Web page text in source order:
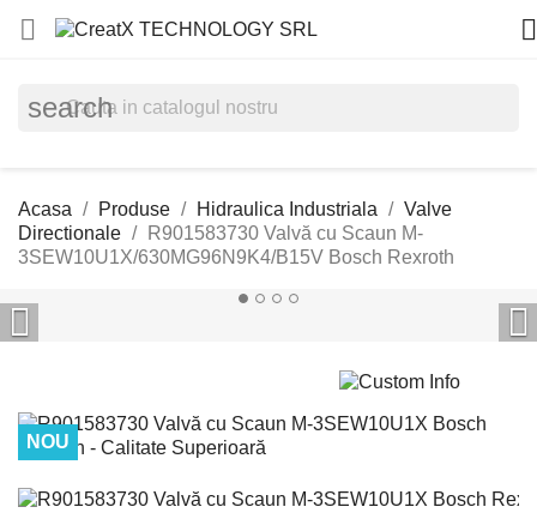
 
search
Acasa Produse Hidraulica Industriala
Valve
Directionale
R901583730 Valvă cu Scaun M-
3SEW10U1X/630MG96N9K4/B15V Bosch Rexroth
 
NOU